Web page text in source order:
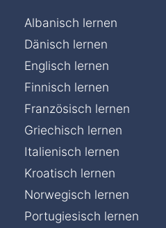
Albanisch lernen
Dänisch lernen
Englisch lernen
Finnisch lernen
Französisch lernen
Griechisch lernen
Italienisch lernen
Kroatisch lernen
Norwegisch lernen
Portugiesisch lernen